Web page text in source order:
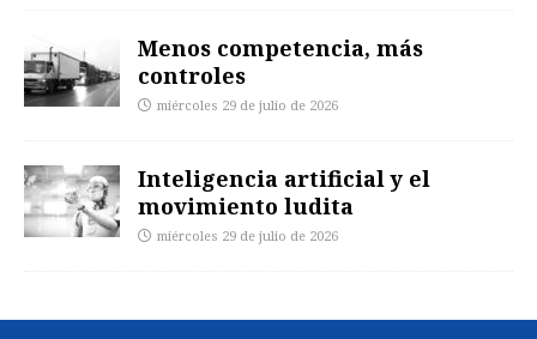
Menos competencia, más
controles
miércoles 29 de julio de 2026
Inteligencia artificial y el
movimiento ludita
miércoles 29 de julio de 2026